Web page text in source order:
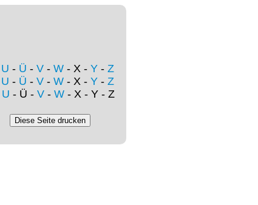
U - Ü - V - W - X - Y - Z
U - Ü - V - W - X - Y - Z
U - Ü - V- W- X - Y - Z